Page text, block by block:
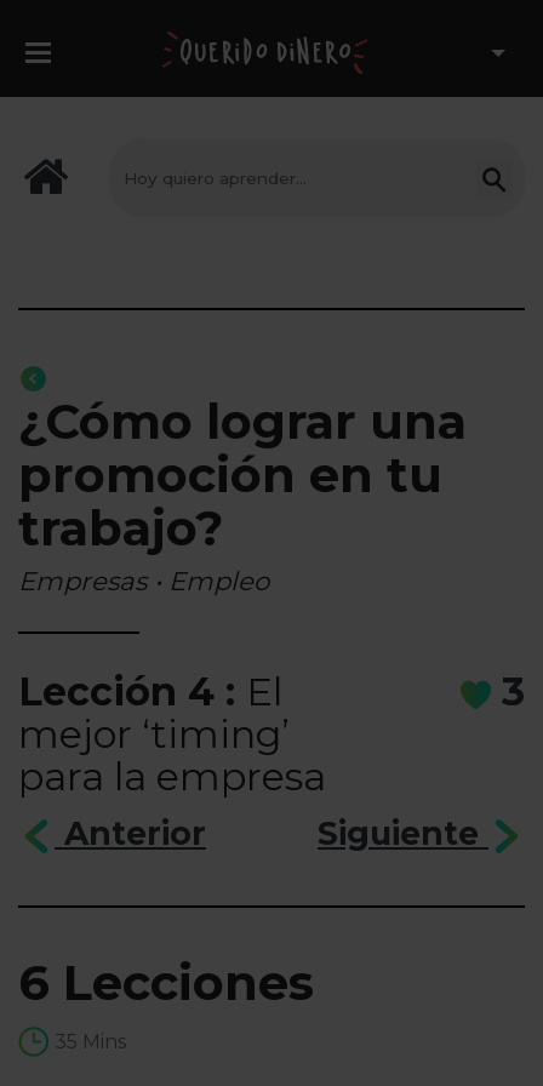
¿Cómo lograr una
promoción en tu
trabajo?
Empresas • Empleo
Lección 4 : El
mejor ‘timing’
para la empresa
3
Anterior Siguiente
6 Lecciones
35 Mins